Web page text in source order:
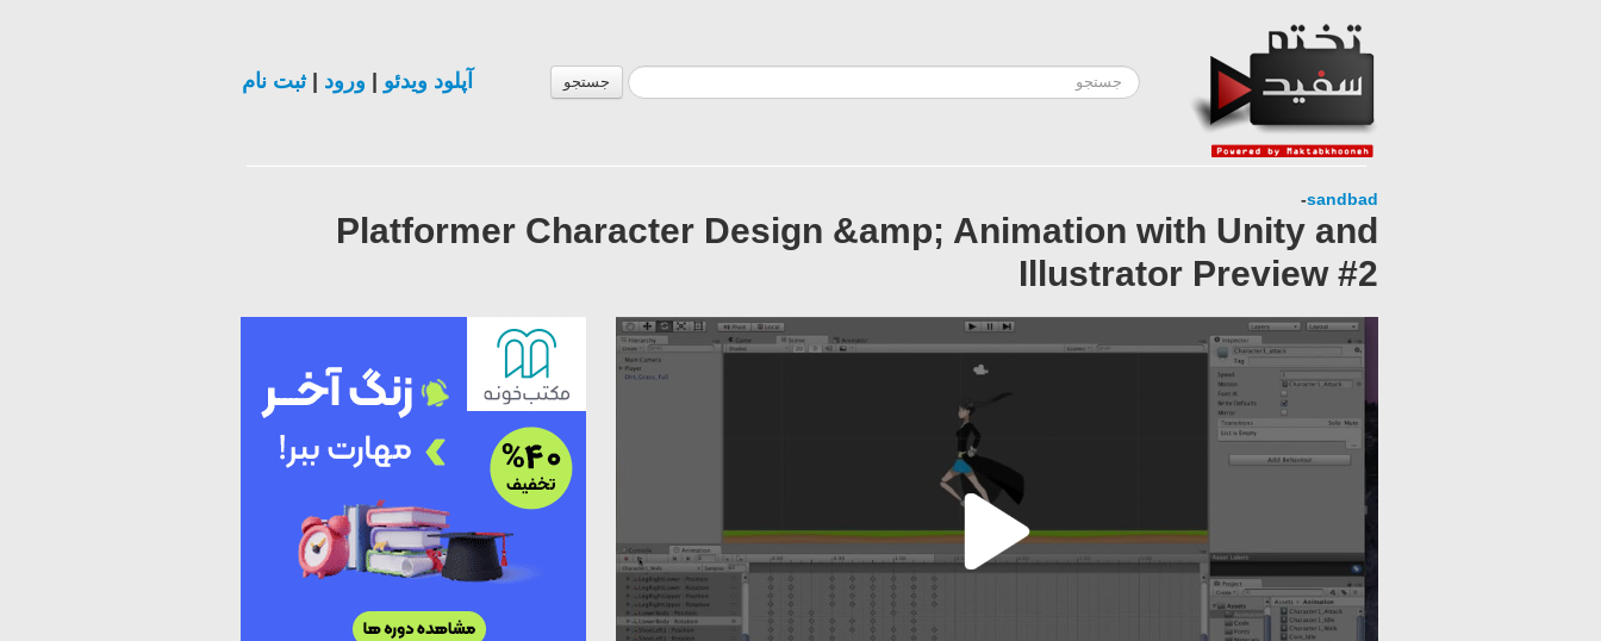
جستجو آپلود ویدئو ورود |ثبت نام
sandbad
-
Platformer Character Design &amp; Animation with Unity and
Illustrator Preview #2